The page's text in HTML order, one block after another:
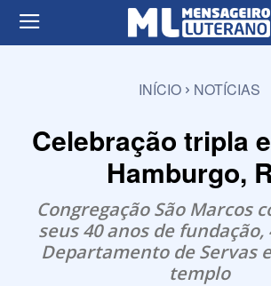
INÍCIO NOTÍCIAS
Celebração tripla
Hamburgo,
Congregação São Marcos
seus 40 anos de fundação,
Departamento de Servas
templo